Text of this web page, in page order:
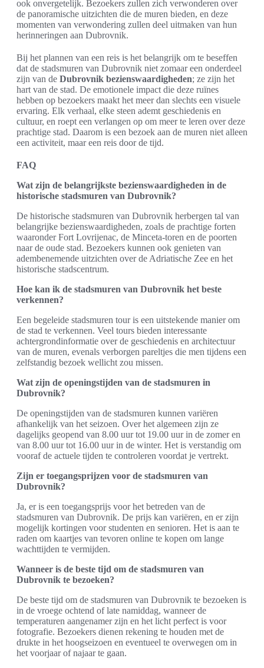
ook onvergetelijk. Bezoekers zullen zich verwonderen over
de panoramische uitzichten die de muren bieden, en deze
momenten van verwondering zullen deel uitmaken van hun
herinneringen aan Dubrovnik.
Bij het plannen van een reis is het belangrijk om te beseffen
dat de stadsmuren van Dubrovnik niet zomaar een onderdeel
zijn van de Dubrovnik bezienswaardigheden; ze zijn het
hart van de stad. De emotionele impact die deze ruïnes
hebben op bezoekers maakt het meer dan slechts een visuele
ervaring. Elk verhaal, elke steen ademt geschiedenis en
cultuur, en roept een verlangen op om meer te leren over deze
prachtige stad. Daarom is een bezoek aan de muren niet alleen
een activiteit, maar een reis door de tijd.
FAQ
Wat zijn de belangrijkste bezienswaardigheden in de
historische stadsmuren van Dubrovnik?
De historische stadsmuren van Dubrovnik herbergen tal van
belangrijke bezienswaardigheden, zoals de prachtige forten
waaronder Fort Lovrijenac, de Minceta-toren en de poorten
naar de oude stad. Bezoekers kunnen ook genieten van
adembenemende uitzichten over de Adriatische Zee en het
historische stadscentrum.
Hoe kan ik de stadsmuren van Dubrovnik het beste
verkennen?
Een begeleide stadsmuren tour is een uitstekende manier om
de stad te verkennen. Veel tours bieden interessante
achtergrondinformatie over de geschiedenis en architectuur
van de muren, evenals verborgen pareltjes die men tijdens een
zelfstandig bezoek wellicht zou missen.
Wat zijn de openingstijden van de stadsmuren in
Dubrovnik?
De openingstijden van de stadsmuren kunnen variëren
afhankelijk van het seizoen. Over het algemeen zijn ze
dagelijks geopend van 8.00 uur tot 19.00 uur in de zomer en
van 8.00 uur tot 16.00 uur in de winter. Het is verstandig om
vooraf de actuele tijden te controleren voordat je vertrekt.
Zijn er toegangsprijzen voor de stadsmuren van
Dubrovnik?
Ja, er is een toegangsprijs voor het betreden van de
stadsmuren van Dubrovnik. De prijs kan variëren, en er zijn
mogelijk kortingen voor studenten en senioren. Het is aan te
raden om kaartjes van tevoren online te kopen om lange
wachttijden te vermijden.
Wanneer is de beste tijd om de stadsmuren van
Dubrovnik te bezoeken?
De beste tijd om de stadsmuren van Dubrovnik te bezoeken is
in de vroege ochtend of late namiddag, wanneer de
temperaturen aangenamer zijn en het licht perfect is voor
fotografie. Bezoekers dienen rekening te houden met de
drukte in het hoogseizoen en eventueel te overwegen om in
het voorjaar of najaar te gaan.